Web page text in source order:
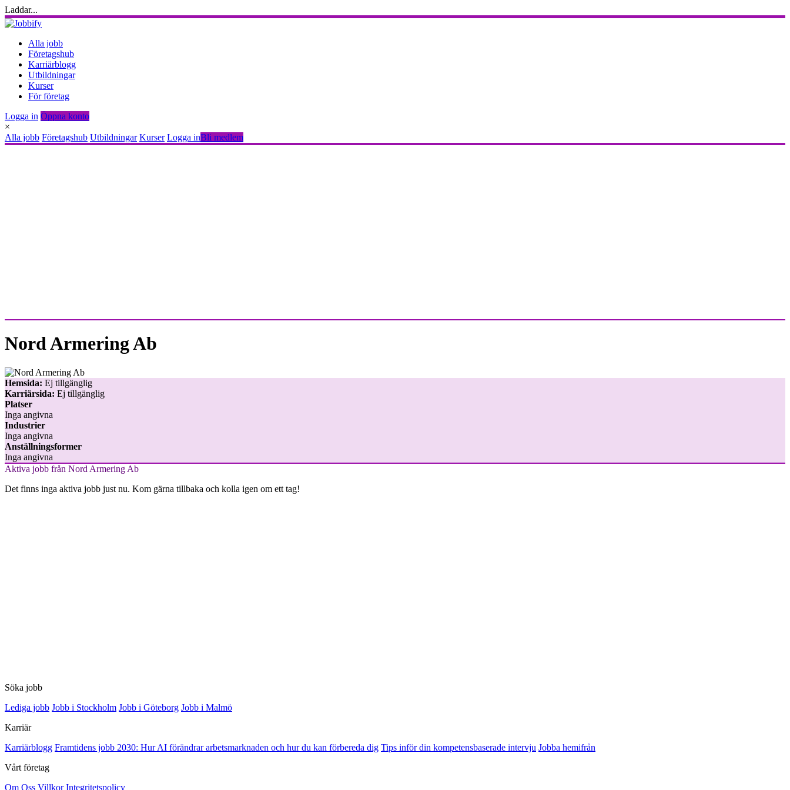
Laddar...
Alla jobb
Företagshub
Karriärblogg
Utbildningar
Kurser
För företag
Logga in Öppna konto
×
Alla jobb Företagshub Utbildningar Kurser Logga inBli medlem
Nord Armering Ab
Hemsida: Ej tillgänglig
Karriärsida: Ej tillgänglig
Platser
Inga angivna
Industrier
Inga angivna
Anställningsformer
Inga angivna
Aktiva jobb från Nord Armering Ab
Det finns inga aktiva jobb just nu. Kom gärna tillbaka och kolla igen om ett tag!
Söka jobb
Lediga jobb Jobb i Stockholm Jobb i Göteborg Jobb i Malmö
Karriär
Karriärblogg Framtidens jobb 2030: Hur AI förändrar arbetsmarknaden och hur du kan förbereda dig Tips inför din kompetensbaserade intervju Jobba hemifrån
Vårt företag
Om Oss Villkor Integritetspolicy